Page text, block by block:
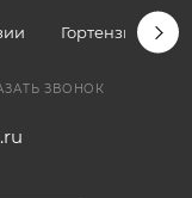
Гортензии
ЗВОНОК